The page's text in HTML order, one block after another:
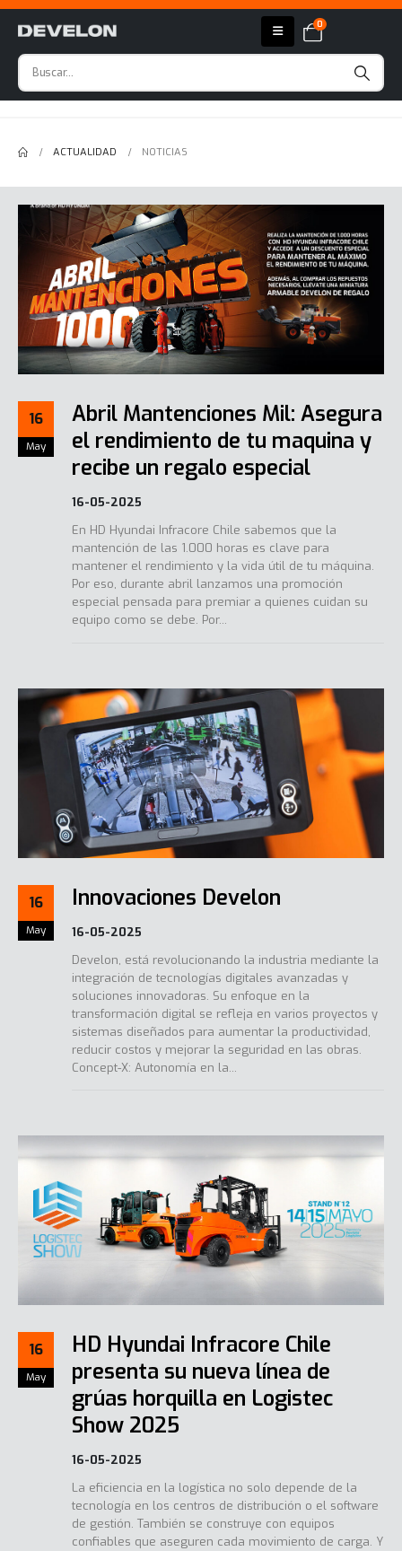
0
ACTUALIDAD NOTICIAS
16
May
Abril Mantenciones Mil: Asegura
el rendimiento de tu maquina y
recibe un regalo especial
16-05-2025
En HD Hyundai Infracore Chile sabemos que la
mantención de las 1.000 horas es clave para
mantener el rendimiento y la vida útil de tu máquina.
Por eso, durante abril lanzamos una promoción
especial pensada para premiar a quienes cuidan su
equipo como se debe. Por...
16
May
Innovaciones Develon
16-05-2025
Develon, está revolucionando la industria mediante la
integración de tecnologías digitales avanzadas y
soluciones innovadoras. Su enfoque en la
transformación digital se refleja en varios proyectos y
sistemas diseñados para aumentar la productividad,
reducir costos y mejorar la seguridad en las obras.​
Concept-X: Autonomía en la...
16
May
HD Hyundai Infracore Chile
presenta su nueva línea de
grúas horquilla en Logistec
Show 2025
16-05-2025
La eficiencia en la logística no solo depende de la
tecnología en los centros de distribución o el software
de gestión. También se construye con equipos
confiables que aseguren cada movimiento de carga. Y